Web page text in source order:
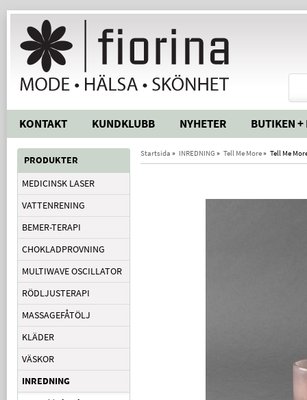
KONTAKT KUNDKLUBB NYHETER BUTIKEN +
PRODUKTER
MEDICINSK LASER
VATTENRENING
BEMER-TERAPI
CHOKLADPROVNING
MULTIWAVE OSCILLATOR
RÖDLJUSTERAPI
MASSAGEFÅTÖLJ
KLÄDER
VÄSKOR
INREDNING
Startsida » INREDNING » Tell Me More» Tell Me